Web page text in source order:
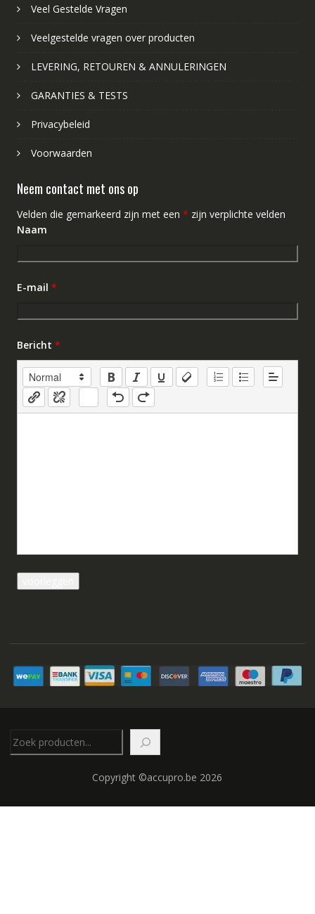
Veel Gestelde Vragen
Veelgestelde vragen over producten
LEVERING, RETOUREN & ANNULERINGEN
GARANTIES & TESTS
Privacybeleid
Voorwaarden
Neem contact met ons op
Velden die gemarkeerd zijn met een * zijn verplichte velden
Naam
E-mail *
Bericht *
Copyright ©accupro.be 2026